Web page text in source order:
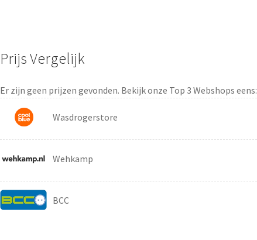
Prijs Vergelijk
Er zijn geen prijzen gevonden. Bekijk onze Top 3 Webshops eens:
Wasdrogerstore
Wehkamp
BCC